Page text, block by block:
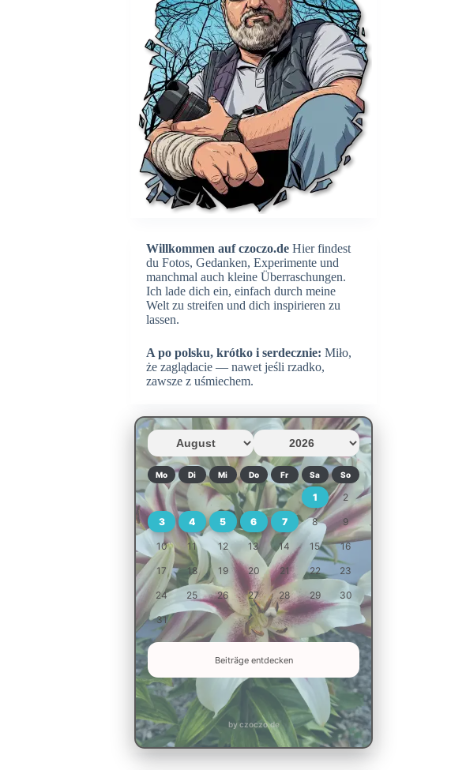
Willkommen auf czoczo.de Hier findest
du Fotos, Gedanken, Experimente und
manchmal auch kleine Überraschungen.
Ich lade dich ein, einfach durch meine
Welt zu streifen und dich inspirieren zu
lassen.
A po polsku, krótko i serdecznie: Miło,
że zaglądacie — nawet jeśli rzadko,
zawsze z uśmiechem.
Mo Di Mi Do Fr Sa So
1 2
3 4 5 6 7 8 9
10 11 12 13 14 15 16
17 18 19 20 21 22 23
24 25 26 27 28 29 30
31
Beiträge entdecken
by czoczo.de